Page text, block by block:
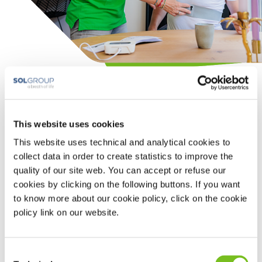
This website uses cookies
This website uses technical and analytical cookies to
collect data in order to create statistics to improve the
quality of our site web. You can accept or refuse our
cookies by clicking on the following buttons. If you want
to know more about our cookie policy, click on the cookie
policy link on our website.
Positietherapie
positiegebonden OSAS. De diagnose POSAS wordt gesteld
wanneer iemand in rugligging minstens twee keer zoveel
apneus heeft als in een andere positie.
Waarom positietherapie via VIVISOL?
Wij werken volgens de modernste technieken.
Wij waarborgen de effectiviteit van de therapie door
het inzetten van o.a. telemonitoring.